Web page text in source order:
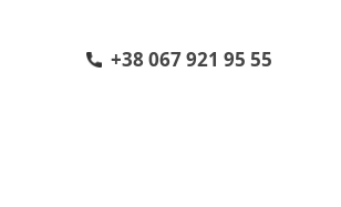
+38 067 921 95 55